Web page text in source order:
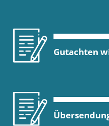
Gutachten